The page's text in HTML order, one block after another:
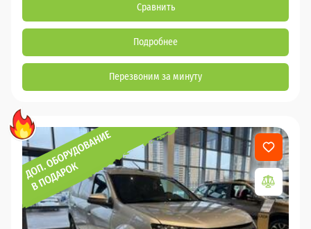
Сравнить
Подробнее
Перезвоним за минуту